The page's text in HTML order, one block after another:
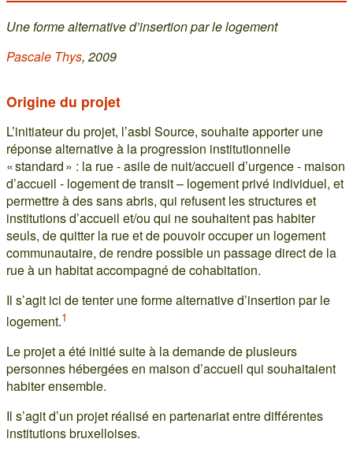
Une forme alternative d’insertion par le logement
Pascale Thys, 2009
Origine du projet
L’initiateur du projet, l’asbl Source, souhaite apporter une
réponse alternative à la progression institutionnelle
« standard » : la rue - asile de nuit/accueil d’urgence - maison
d’accueil - logement de transit – logement privé individuel, et
permettre à des sans abris, qui refusent les structures et
institutions d’accueil et/ou qui ne souhaitent pas habiter
seuls, de quitter la rue et de pouvoir occuper un logement
communautaire, de rendre possible un passage direct de la
rue à un habitat accompagné de cohabitation.
Il s’agit ici de tenter une forme alternative d’insertion par le
logement.1
Le projet a été initié suite à la demande de plusieurs
personnes hébergées en maison d’accueil qui souhaitaient
habiter ensemble.
Il s’agit d’un projet réalisé en partenariat entre différentes
institutions bruxelloises.